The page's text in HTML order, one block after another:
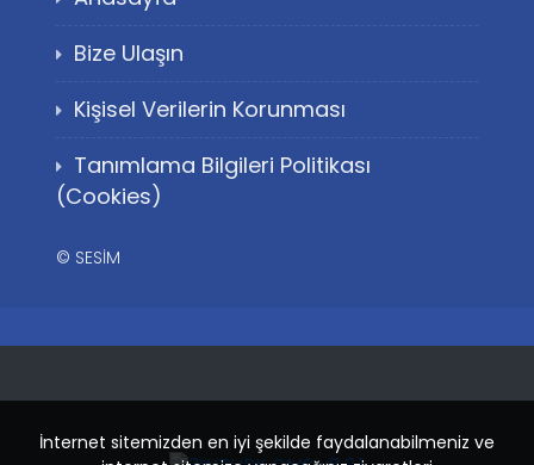
İnternet sitemizden en iyi şekilde faydalanabilmeniz ve
Bize Ulaşın
Kişisel Verilerin Korunması
Tanımlama Bilgileri Politikası
(Cookies)
© SESİM